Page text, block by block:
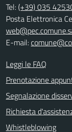
Tel:(+39) 035
Posta Elettronica
E-mail:
Leggi le FAQ
Prenotazione
Segnalazione
Richiesta
Whistleblowing